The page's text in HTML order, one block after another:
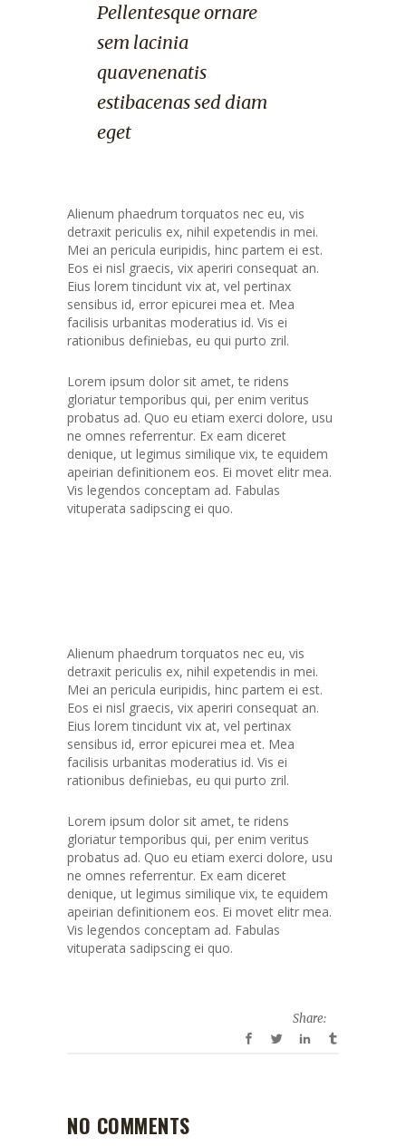
Pellentesque ornare
sem lacinia
quavenenatis
estibacenas sed diam
eget
Alienum phaedrum torquatos nec eu, vis
detraxit periculis ex, nihil expetendis in mei.
Mei an pericula euripidis, hinc partem ei est.
Eos ei nisl graecis, vix aperiri consequat an.
Eius lorem tincidunt vix at, vel pertinax
sensibus id, error epicurei mea et. Mea
facilisis urbanitas moderatius id. Vis ei
rationibus definiebas, eu qui purto zril.
Lorem ipsum dolor sit amet, te ridens
gloriatur temporibus qui, per enim veritus
probatus ad. Quo eu etiam exerci dolore, usu
ne omnes referrentur. Ex eam diceret
denique, ut legimus similique vix, te equidem
apeirian definitionem eos. Ei movet elitr mea.
Vis legendos conceptam ad. Fabulas
vituperata sadipscing ei quo.
Alienum phaedrum torquatos nec eu, vis
detraxit periculis ex, nihil expetendis in mei.
Mei an pericula euripidis, hinc partem ei est.
Eos ei nisl graecis, vix aperiri consequat an.
Eius lorem tincidunt vix at, vel pertinax
sensibus id, error epicurei mea et. Mea
facilisis urbanitas moderatius id. Vis ei
rationibus definiebas, eu qui purto zril.
Lorem ipsum dolor sit amet, te ridens
gloriatur temporibus qui, per enim veritus
probatus ad. Quo eu etiam exerci dolore, usu
ne omnes referrentur. Ex eam diceret
denique, ut legimus similique vix, te equidem
apeirian definitionem eos. Ei movet elitr mea.
Vis legendos conceptam ad. Fabulas
vituperata sadipscing ei quo.
Share:
NO COMMENTS